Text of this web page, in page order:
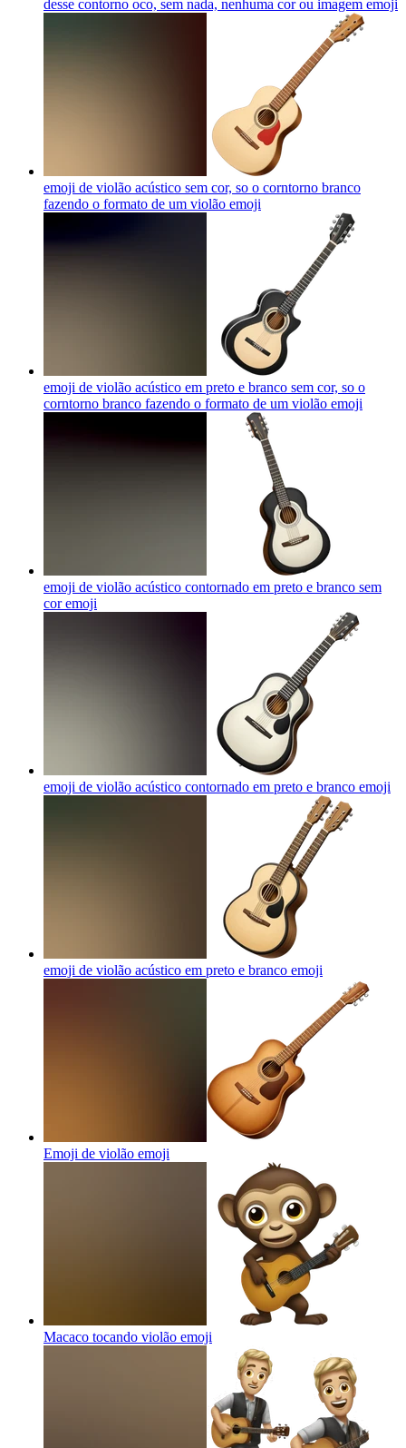
desse contorno oco, sem nada, nenhuma cor ou imagem emoji
emoji de violão acústico sem cor, so o corntorno branco
fazendo o formato de um violão emoji
emoji de violão acústico em preto e branco sem cor, so o
corntorno branco fazendo o formato de um violão emoji
emoji de violão acústico contornado em preto e branco sem
coremoji
emoji de violão acústico contornado em preto e branco emoji
emoji de violão acústico em preto e branco emoji
Emoji de violão emoji
Macaco tocando violão emoji